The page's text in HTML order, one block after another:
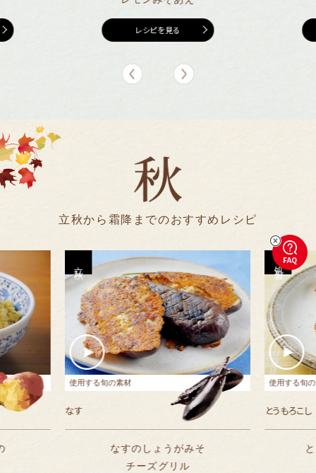
レシピを見る
立秋から霜降までのおすすめレシピ
使用する旬の素材
なす
なすのしょうがみそ
チーズグリル
処暑
使用する旬
とうもろこし
FAQ
白露（はくろ）​秋が深まり、草花に朝露がつきはじめる頃
長芋と青のりのつぶみそあえ
味が凝縮されているつぶみそだから、淡白な野菜とあえても味がぼけ
にくいです。長芋は、夏で疲れた体にエネルギー補給をしてくれます。
※参考：食養生の知恵 薬膳食典 食物性味表 第二版
使用する旬の食材
長芋
レシピを見る
秋分（しゅうぶん）立秋と立冬の間で、暑さも終わりを迎える時期
れんこんチップスつぶみそがけ
つぶみそだから、水っぽくなく、揚げ物の食感をそこないません。れんこ
んは、乾燥から体を守ります。油も保湿にはよいです。
※参考：食養生の知恵 薬膳食典 食物性味表 第二版
使用する旬の食材
れんこん
レシピを見る
立冬（りっとう）冬の気配が立ち始める頃
たっぷりねぎのみそマリネ
顆粒状のつぶみそだから、混ぜやすく、全体に味をなじませられます。
長ねぎは血行をよくし、体を温めてくれる食材。冬の長ねぎは、甘みも
強く、やわらかいのが特徴です。
※参考：食養生の知恵 薬膳食典 食物性味表 第二版
使用する旬の食材
長ねぎ
レシピを見る
小雪（しょうせつ）徐々に寒くなり、雪が降りはじめる頃
えびと小松菜のにんにくみそ炒め
水気がないつぶみそだから、炒め物もしゃきっと仕上がります。えび
は、温経(おんけい)といって、体を温めて気血の巡りをよくする食材と
されています。
※参考：食養生の知恵 薬膳食典 食物性味表 第二版
使用する旬の食材
えび
レシピを見る
大雪（たいせつ）本格的に冬が到来する頃
白菜の梅みそあえ
顆粒で溶けやすいつぶみそだから、あえものにもなじみやすく、少量ず
つ加えられるので味の調整も好みに合わせて簡単にできます。白菜
は、便通をよくし、利尿作用で水の巡りをよくする野菜とされています。
※参考：食養生の知恵 薬膳食典 食物性味表 第二版
使用する旬の食材
白菜
レシピを見る
冬至（とうじ）昼が一番短く、太陽の力が弱まった日とされる。この日を境に再び
力が戻ってくるという意味もある。
かぼちゃのみそそぼろ煮
顆粒状のつぶみそだから、ムラなく味が全体にいきわたります。かぼち
ゃは薬膳でも温性の食材で、体を温めるとされています。
※参考：食養生の知恵 薬膳食典 食物性味表 第二版
使用する旬の食材
かぼちゃ
小寒(しょうかん)本格的な寒さの訪れ
かぶのつぶみそ漬け​
顆粒状のつぶみそだから、まんべんなく味が全体にいきわたります。か
ぶは、春の七草のひとつでもあり、体を温め消化を助ける食材。年末年
始で、疲れた胃腸を休めるのにもピッタリです。
※参考：食養生の知恵 薬膳食典 食物性味表 第二版
使用する旬の食材
かぶ
レシピを見る
大寒(だいかん)本格的な寒さの訪れ
ニラと厚揚げのみそ卵とじ
顆粒状のつぶみそだから、加えやすくさっと溶けます。だし入りなので、
味付けも簡単。ニラは、体をじっくりと温めてくれる食材で滋養強壮に
もよいとされています。
※参考：食養生の知恵 薬膳食典 食物性味表 第二版
使用する旬の食材
ニラ
レシピを見る
立春（りっしゅん）旧暦での一年のはじまり、春の始まり
ほうれん草と長ねぎのみそチーズ焼き
顆粒状のつぶみそだから、調理の際にさっと加えて簡単に味を決めら
れるので便利です。ほうれん草は、血を補い、体を潤してくれる作用が
あると言われています。
※参考：食養生の知恵 薬膳食典 食物性味表 第二版
使用する旬の食材
ほうれん草
レシピを見る
雨水（うすい）雪は雨へと変わり、寒さも一瞬ゆるむ頃
大根とツナのしそみそ炒め
顆粒状のつぶみそだから、さっと加えられ、炒め物にもなじみやすいで
す。大根は消化を促進し、気の巡りを落ち着かせ、イライラや不安感に
よいとされています。
※参考：食養生の知恵 薬膳食典 食物性味表 第二版
使用する旬の食材
大根
レシピを見る
啓蟄（けいちつ）寒さが緩んで春の陽気になり、土の中から虫たちが動き出す頃
にんじんと絹さやの白あえ
糀甘酒にもさっと溶けやすいつぶみそだから、あえ衣全体にむらなく
味がつきます。にんじんは、血液を作る食材と言われています。体が動
き始める春先には、取り入れたい食材です。
※参考：食養生の知恵 薬膳食典 食物性味表 第二版
使用する旬の食材
にんじん
レシピを見る
春分（しゅんぶん）草木が徐々に芽吹き、本格的に春らしくなってくる頃です。自
然をたたえ、生物をいつくしむ日
菜の花の辛子みそおひたし
水にも溶けやすいだし入りのつぶみそだから、通常のだし汁のように
浸す前に冷ます手間もかかりません。 菜の花など、春先の青くほんの
りと苦味のある食材は、冬にたまった体内の老廃物を流すとされてい
ます。
※参考：食養生の知恵 薬膳食典 食物性味表 第二版
使用する旬の食材
菜の花
動き始める頃​
セロリとじゃこのみそ炒め
顆粒状のつぶみそだから、さっと加えられてなじみやすく、炒め物も水
っぽくなりません。セロリは気分を落ち着かせ、気の巡りをよくすると
されています。
※参考：食養生の知恵 薬膳食典 食物性味表 第二版
使用する旬の食材
セロリ
レシピを見る
穀雨（こくう）穀物に実りをもたらす雨が降り注ぎはじめる頃で、種まきなどを始
めるのによい時期
新玉ねぎとツナのサラダ ごまみそドレッシン
顆粒状のつぶみそだから、溶けやすく、ドレッシングも作りやすいです。
新玉ねぎは、気の巡りや、血の巡りによいとされています。
※参考：食養生の知恵 薬膳食典 食物性味表 第二版
使用する旬の食材
新玉ねぎ
たたきごぼうのレモンみそあえ
さっと加えられるつぶみそだから、あえ物の調味も簡単にできます。ご
ぼうはデトックス、そして腸の動きをよくする通便のはたらきがある食
材です。
※参考：食養生の知恵 薬膳食典 食物性味表 第二版
使用する旬の食材
ごぼう
レシピを見る
小満（しょうまん）万物が次第に成長し、天地に満ち始める頃という意味
わかめと豆苗のつぶみそサラダ
顆粒状のつぶみそだから、サラダにそのままかけても、食感がアクセン
トとなって美味しいです。わかめは、熱を冷まし、体内の水分代謝をう
ながし、余分な湿気を排出してくれます。
※参考：食養生の知恵 薬膳食典 食物性味表 第二版
使用する旬の食材
わかめ
レシピを見る
芒種（ぼうしゅ）稲や麦など穂の出る植物の種を蒔く頃という意味
ちくわともやしのピリ辛にんにくみそ炒め
顆粒状のつぶみそだから、手早く仕上げたい炒め物も、水っぽくならず
に仕上がります。もやしは熱を冷まし、体内の水分代謝をうながしてく
れます。
※参考：食養生の知恵 薬膳食典 食物性味表 第二版
使用する旬の食材
もやし
レシピを見る
夏至 （げし）一年でもっとも日が長く、夜が短くなる頃で、本格的な夏の始まりを
ミニトマトの冷やしみそおひたし
だし入りのつぶみそだから、おひたしも簡単に味が決まります。トマト
は、熱を冷まし、体を内側から潤してくれる食材です。
※参考：食養生の知恵 薬膳食典 食物性味表 第二版
使用する旬の食材
トマト
ささみとピーマンの梅みそあえ
量の調整がしやすいつぶみそだから、味をととのえるのもさっとできま
す。梅干しは、汗で失いやすい体液と塩分を補うことができ、夏の養生
に適した食材です。
※参考：食養生の知恵 薬膳食典 食物性味表 第二版
使用する旬の食材
梅干し
レシピを見る
大暑（たいしょ）快晴が続き気温が上がり続け、暑さが最も厳しくなる頃です。
ゴーヤーのみそマヨ卵炒め
顆粒状のつぶみそだから、炒めものもベタッとせずに仕上がります。ゴ
ーヤーは、体内にこもった熱を冷ましてくれます。
※参考：食養生の知恵 薬膳食典 食物性味表 第二版
使用する旬の食材
ゴーヤー
レシピを見る
寒露（かんろ）夜が徐々に長くなり、露が冷たく感じられる頃
エリンギとにんじんのしょうがみそあえ
水分が少ない粉末状のつぶみそだから、あえものと混ぜやすく、使いや
すいです。 エリンギとにんじんは、乾燥から体を守ってくれます。しょう
がは、温めてくれるので冷えはじめる季節におすすめです。
※参考：食養生の知恵 薬膳食典 食物性味表 第二版
使用する旬の食材
エリンギ にんじん 生姜
レシピを見る
霜降（そうこう）朝晩の冷え込みがさらに増し、霜が降りはじめる頃
さつまいもとハムのみそポテトサラダ
さっと少量ずつ加えやすいつぶみそだから味の調整も楽にできます。さ
つまいもは、寒さと乾燥で動きの悪くなる大腸の巡りを助けてくれま
す。
※参考：食養生の知恵 薬膳食典 食物性味表 第二版
使用する旬の食材
さつまいも
レシピを見る
なすのしょうがみそチーズグリル
調理の際に加えやすいつぶみそだから、他の材料とも簡単に混ぜ合わ
せることができます。なすは熱を冷まし、体内の水分代謝をうながして
くれる食材です。
※参考：食養生の知恵 薬膳食典 食物性味表 第二版
使用する旬の食材
なす
レシピを見る
処暑（しょしょ）厳しい残暑も落ち着き、朝夕は涼しい風が吹き始める頃です。
とうもろこし、ニラ、豆腐のおやき
だし入りのつぶみそだから、生地全体に味の奥行きが生まれます。とう
もろこしは胃腸の調子をととのえてくれるので、消化力向上につなが
ります。
※参考：食養生の知恵 薬膳食典 食物性味表 第二版
使用する旬の食材
とうもろこし
レシピを見る